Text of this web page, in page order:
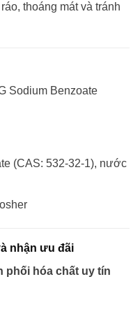
thoáng mát và tránh
Sodium Benzoate
(CAS: 532-32-1), nước
nhận ưu đãi
phối hóa chất uy tín